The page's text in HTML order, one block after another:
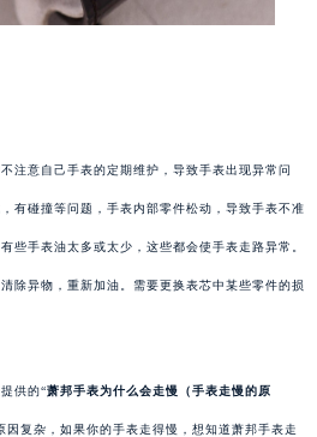
意自己手表的定期维护，导致手表出现异常问
有碰撞等问题，手表内部零件松动，导致手表不准
些手表油太多或太少，这些都会使手表走路异常。
除异物，重新加油。需要更换表芯中某些零件的损
供的“萧邦手表为什么会走慢（手表走慢的原
因复杂，如果你的手表走得慢，想知道萧邦手表走